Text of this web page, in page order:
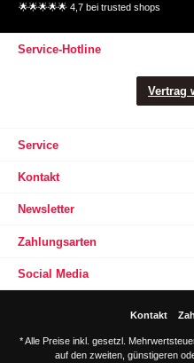
🌟🌟🌟🌟🌟 4,7 bei trusted shops
Service-Hotline
Vertrag
Service
Kontakt
Newsletter
Zahlungsarten
Social Media
Kontakt
* Alle Preise inkl. gesetzl.
auf den zweiten, günstigeren